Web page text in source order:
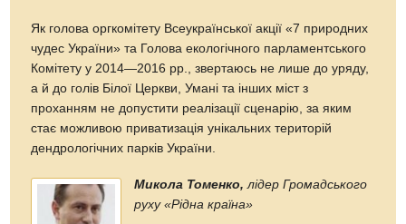
Як голова оргкомітету Всеукраїнської акції «7 природних
чудес України» та Голова екологічного парламентського
Комітету у 2014—2016 рр., звертаюсь не лише до уряду,
а й до голів Білої Церкви, Умані та інших міст з
проханням не допустити реалізації сценарію, за яким
стає можливою приватизація унікальних територій
дендрологічних парків України.
Микола Томенко, лідер Громадського
руху «Рідна країна»